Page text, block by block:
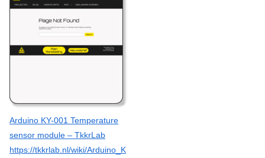
Arduino KY-001 Temperature
sensor module – TkkrLab
https://tkkrlab.nl/wiki/Arduino_K